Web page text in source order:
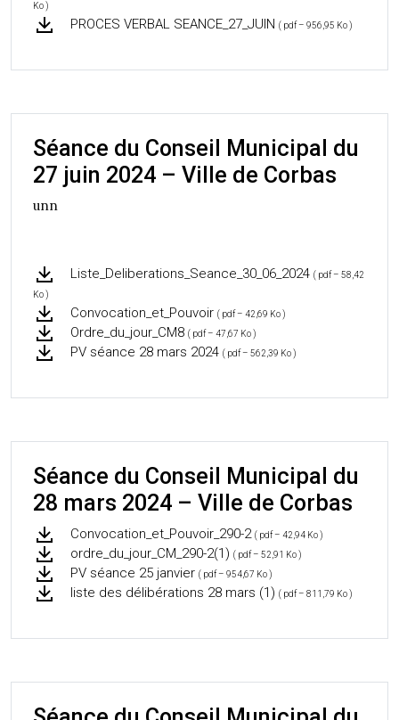
Ko )
PROCES VERBAL SEANCE_27_JUIN ( pdf – 956,95 Ko )
Séance du Conseil Municipal du
27 juin 2024 – Ville de Corbas
unn
Liste_Deliberations_Seance_30_06_2024 ( pdf – 58,42
Ko )
Convocation_et_Pouvoir ( pdf – 42,69 Ko )
Ordre_du_jour_CM8 ( pdf – 47,67 Ko )
PV séance 28 mars 2024 ( pdf – 562,39 Ko )
Séance du Conseil Municipal du
28 mars 2024 – Ville de Corbas
Convocation_et_Pouvoir_290-2 ( pdf – 42,94 Ko )
ordre_du_jour_CM_290-2(1) ( pdf – 52,91 Ko )
PV séance 25 janvier ( pdf – 954,67 Ko )
liste des délibérations 28 mars (1) ( pdf – 811,79 Ko )